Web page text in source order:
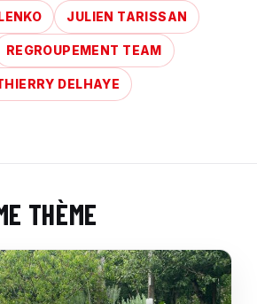
JULIEN TARISSAN
REGROUPEMENT TEAM
DELHAYE
THÈME